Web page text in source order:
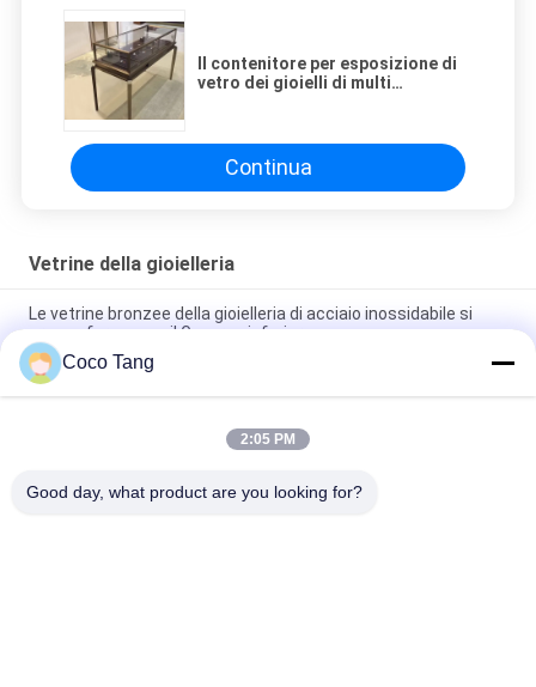
Il contenitore per esposizione di
vetro dei gioielli di multi
Continua
Vetrine della gioielleria
Le vetrine bronzee della gioielleria di acciaio inossidabile si
arcano forma con il Governo inferiore
La gioielleria SS304 montra l'esposizione bronzea del negozio
per il vetro dell'orologio
La gioielleria di titanio del nero del ODM montra con la
Coco Tang
2:05 PM
Good day, what product are you looking for?